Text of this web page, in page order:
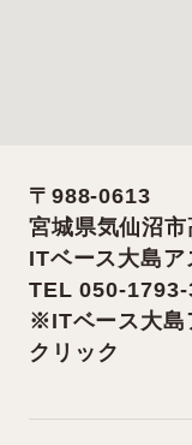
〒988-0613
宮城県気仙沼市
ITベース大島
TEL 050-1793-
※ ITベース大
クリック